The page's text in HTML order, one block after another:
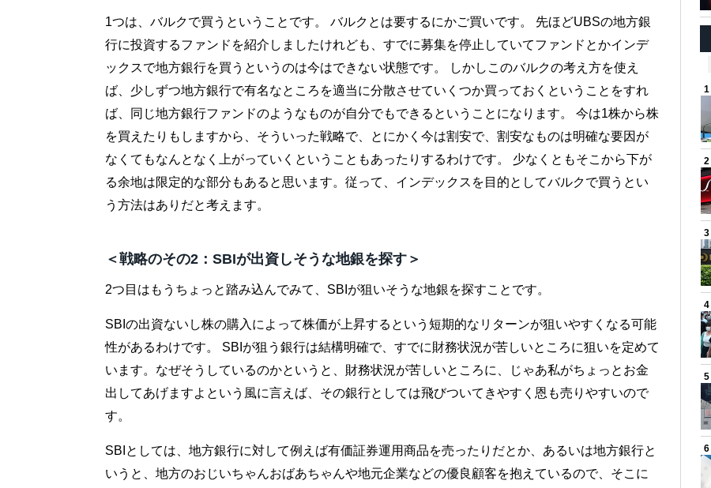
1つは、バルクで買うということです。 バルクとは要するにかご買いです。 先ほどUBSの地方銀
行に投資するファンドを紹介しましたけれども、すでに募集を停止していてファンドとかインデ
ックスで地方銀行を買うというのは今はできない状態です。 しかしこのバルクの考え方を使え
ば、少しずつ地方銀行で有名なところを適当に分散させていくつか買っておくということをすれ
ば、同じ地方銀行ファンドのようなものが自分でもできるということになります。 今は1株から株
を買えたりもしますから、そういった戦略で、とにかく今は割安で、割安なものは明確な要因が
なくてもなんとなく上がっていくということもあったりするわけです。 少なくともそこから下が
る余地は限定的な部分もあると思います。従って、インデックスを目的としてバルクで買うとい
う方法はありだと考えます。
＜戦略のその2：SBIが出資しそうな地銀を探す＞
2つ目はもうちょっと踏み込んでみて、SBIが狙いそうな地銀を探すことです。
SBIの出資ないし株の購入によって株価が上昇するという短期的なリターンが狙いやすくなる可能
性があるわけです。 SBIが狙う銀行は結構明確で、すでに財務状況が苦しいところに狙いを定めて
います。なぜそうしているのかというと、財務状況が苦しいところに、じゃあ私がちょっとお金
出してあげますよという風に言えば、その銀行としては飛びついてきやすく恩も売りやすいので
す。
SBIとしては、地方銀行に対して例えば有価証券運用商品を売ったりだとか、あるいは地方銀行と
いうと、地方のおじいちゃんおばあちゃんや地元企業などの優良顧客を抱えているので、そこに